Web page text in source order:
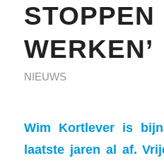
STOPPEN
WERKEN’
NIEUWS
Wim Kortlever is
laatste jaren al af.